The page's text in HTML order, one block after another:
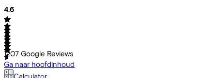
4.6
1207 Google Reviews
Ga naar hoofdinhoud
Calculator